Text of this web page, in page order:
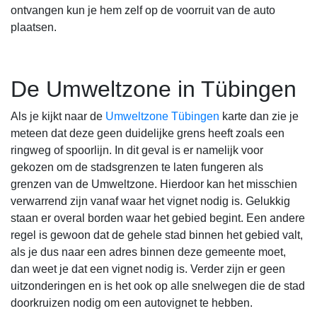
ontvangen kun je hem zelf op de voorruit van de auto
plaatsen.
De Umweltzone in Tübingen
Als je kijkt naar de Umweltzone Tübingen karte dan zie je
meteen dat deze geen duidelijke grens heeft zoals een
ringweg of spoorlijn. In dit geval is er namelijk voor
gekozen om de stadsgrenzen te laten fungeren als
grenzen van de Umweltzone. Hierdoor kan het misschien
verwarrend zijn vanaf waar het vignet nodig is. Gelukkig
staan er overal borden waar het gebied begint. Een andere
regel is gewoon dat de gehele stad binnen het gebied valt,
als je dus naar een adres binnen deze gemeente moet,
dan weet je dat een vignet nodig is. Verder zijn er geen
uitzonderingen en is het ook op alle snelwegen die de stad
doorkruizen nodig om een autovignet te hebben.